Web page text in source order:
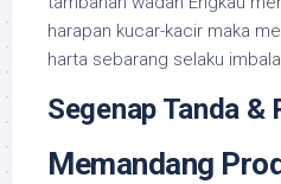
harapan kucar-kacir maka
harta sebarang selaku
Segenap Tanda &
Memandang